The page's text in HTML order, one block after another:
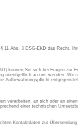
11 Abs. 3 DSG-EKD das Recht,
können Sie sich bei Fragen zur
unentgeltlich an uns wenden.
Aufbewahrungspflicht
verarbeiten, an sich oder an
einer technischen
Kontaktdaten zur